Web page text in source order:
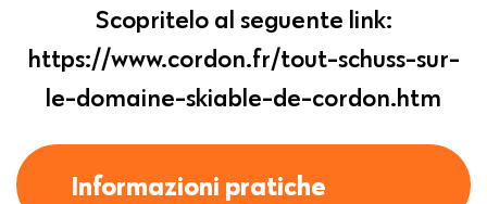
Scopritelo al seguente link:
https://www.cordon.fr/tout-schuss-sur-
le-domaine-skiable-de-cordon.htm
Informazioni pratiche